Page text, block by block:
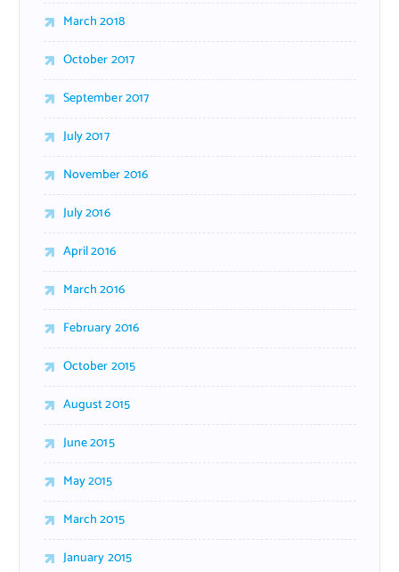
March 2018
October 2017
September 2017
July 2017
November 2016
July 2016
April 2016
March 2016
February 2016
October 2015
August 2015
June 2015
May 2015
March 2015
January 2015